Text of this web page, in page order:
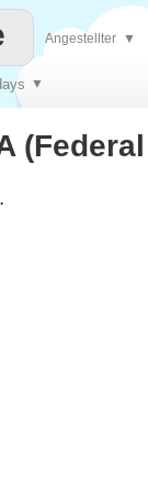
▼
Angestellter ▼